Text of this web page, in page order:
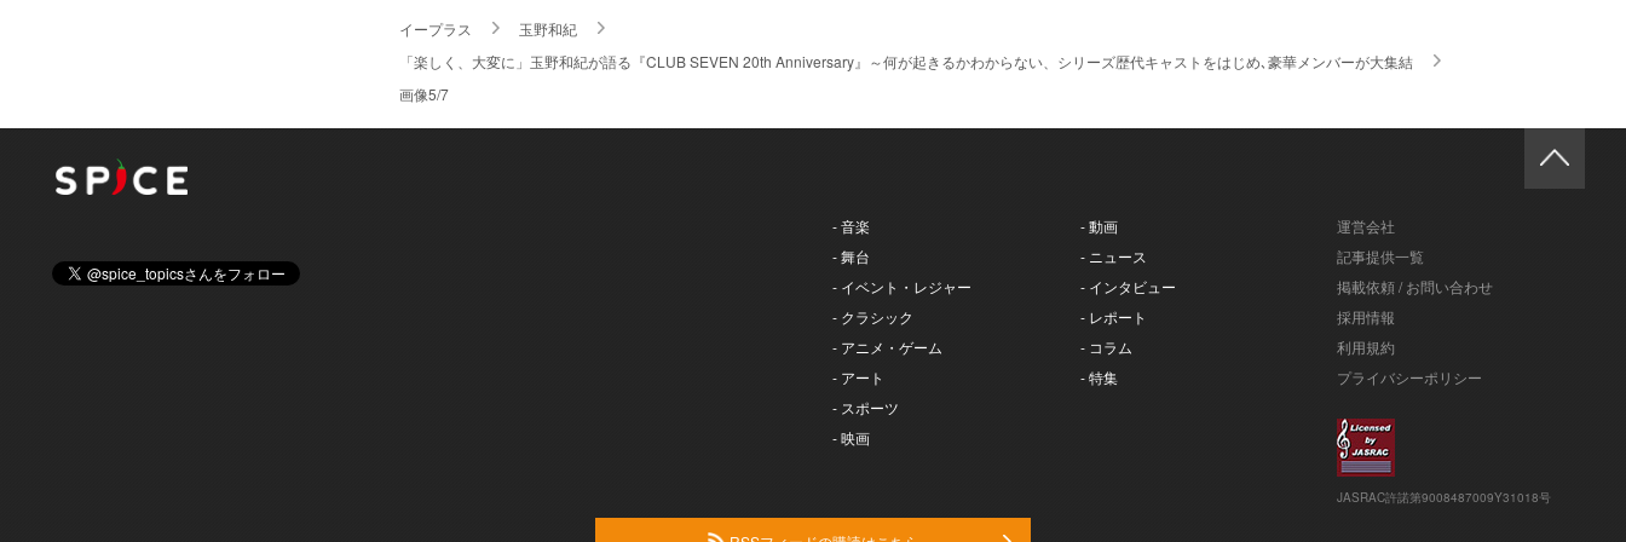
イープラス
玉野和紀
「楽しく、大変に」玉野和紀が語る『CLUB SEVEN 20th Anniversary』～何が起きるかわからない、シリーズ歴代キャストをはじめ､豪華メンバーが大集結
画像5/7
- 音楽
- 舞台
- イベント・レジャー
- クラシック
- アニメ・ゲーム
- アート
- スポーツ
- 映画
- 動画
- ニュース
- インタビュー
- レポート
- コラム
- 特集
運営会社
記事提供一覧
掲載依頼 / お問い合わせ
採用情報
利用規約
プライバシーポリシー
JASRAC許諾第9008487009Y31018号